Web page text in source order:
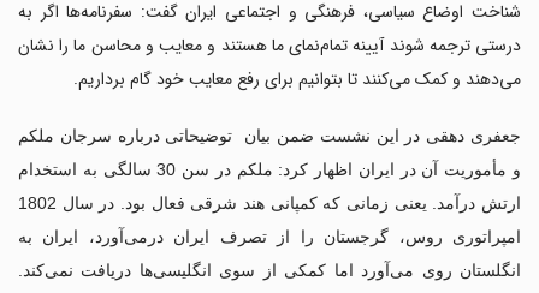
شناخت اوضاع سیاسی، فرهنگی و اجتماعی ایران گفت: سفرنامه‌ها اگر به
درستی ترجمه شوند آیینه تمام‌نمای ما هستند و معایب و محاسن ما را نشان
می‌دهند و کمک می‌کنند تا بتوانیم برای رفع معایب خود گام برداریم.
جعفری دهقی در این نشست ضمن بیان توضیحاتی درباره سرجان ملکم
و مأموریت آن در ایران اظهار کرد: ملکم در سن 30 سالگی به استخدام
ارتش درآمد. یعنی زمانی که کمپانی هند شرقی فعال بود. در سال 1802
امپراتوری روس، گرجستان را از تصرف ایران درمی‌‌آورد، ایران به
انگلستان روی می‌آورد اما کمکی از سوی انگلیسی‌ها دریافت نمی‌کند.